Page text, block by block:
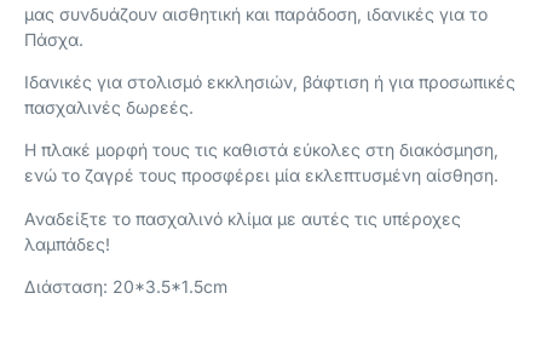
μας συνδυάζουν αισθητική και παράδοση, ιδανικές για το
Πάσχα.
Ιδανικές για στολισμό εκκλησιών, βάφτιση ή για προσωπικές
πασχαλινές δωρεές.
Η πλακέ μορφή τους τις καθιστά εύκολες στη διακόσμηση,
ενώ το ζαγρέ τους προσφέρει μία εκλεπτυσμένη αίσθηση.
Αναδείξτε το πασχαλινό κλίμα με αυτές τις υπέροχες
λαμπάδες!
Διάσταση: 20*3.5*1.5cm